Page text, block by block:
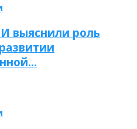
выяснили роль